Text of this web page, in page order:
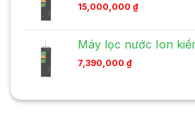
15,000,000 ₫
Máy lọc nước Ion
7,390,000 ₫